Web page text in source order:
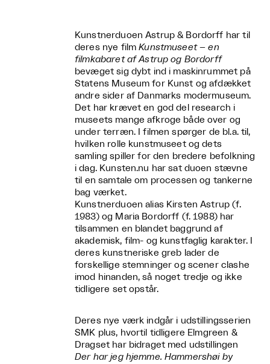
Kunstnerduoen Astrup & Bordorff har til
deres nye filmKunstmuseet – en
filmkabaret af Astrup og Bordorff
bevæget sig dybt ind i maskinrummet på
Statens Museum for Kunst og afdækket
andre sider af Danmarks modermuseum.
Det har krævet en god del research i
museets mange afkroge både over og
under terræn. I filmen spørger de bl.a. til,
hvilken rolle kunstmuseet og dets
samling spiller for den bredere befolkning
i dag. Kunsten.nu har sat duoen stævne
til en samtale om processen og tankerne
bag værket.
Kunstnerduoen alias Kirsten Astrup (f.
1983) og Maria Bordorff (f. 1988) har
tilsammen en blandet baggrund af
akademisk, film- og kunstfaglig karakter. I
deres kunstneriske greb lader de
forskellige stemninger og scener clashe
imod hinanden, så noget tredje og ikke
tidligere set opstår.
Deres nye værk indgår i udstillingsserien
SMK plus, hvortil tidligere Elmgreen &
Dragset har bidraget med udstillingen
Der har jeg hjemme. Hammershøi by